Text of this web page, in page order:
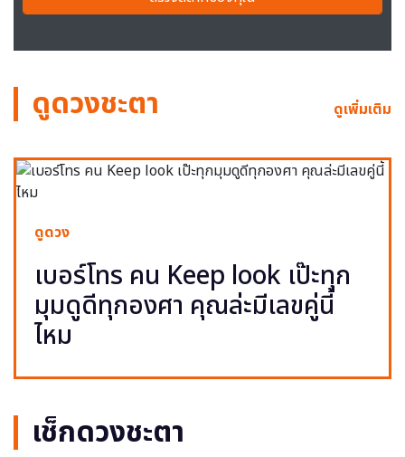
ดูดวงชะตา ดูเพิ่มเติม
ดูดวง
เบอร์โทร คน Keep look เป๊ะทุก
มุมดูดีทุกองศา คุณล่ะมีเลขคู่นี้
ไหม
เช็กดวงชะตา